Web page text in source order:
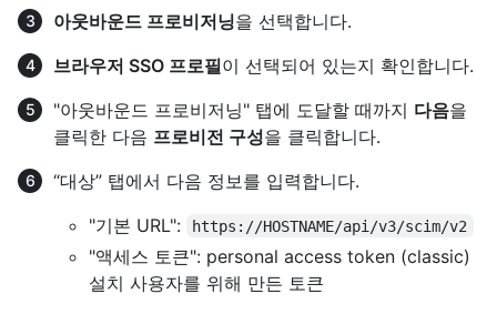
아웃바운드 프로비저닝을 선택합니다.
브라우저 SSO 프로필이 선택되어 있는지 확인합니다.
"아웃바운드 프로비저닝" 탭에 도달할 때까지 다음을
클릭한 다음 프로비전 구성을 클릭합니다.
“대상” 탭에서 다음 정보를 입력합니다.
"기본 URL":
https://HOSTNAME/api/v3/scim/v2
"액세스 토큰": personal access token (classic)
설치 사용자를 위해 만든 토큰